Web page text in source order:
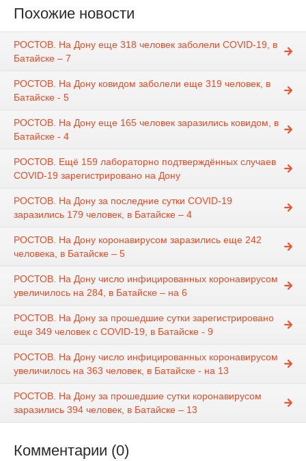
Похожие новости
РОСТОВ. На Дону еще 318 человек заболели COVID-19, в
Батайске – 7
РОСТОВ. На Дону ковидом заболели еще 319 человек, в
Батайске - 5
РОСТОВ. На Дону еще 165 человек заразились ковидом, в
Батайске - 4
РОСТОВ. Ещё 159 лабораторно подтверждённых случаев
COVID-19 зарегистрировано на Дону
РОСТОВ. На Дону за последние сутки COVID-19
заразились 179 человек, в Батайске – 4
РОСТОВ. На Дону коронавирусом заразились еще 242
человека, в Батайске – 5
РОСТОВ. На Дону число инфицированных коронавирусом
увеличилось на 284, в Батайске – на 6
РОСТОВ. На Дону за прошедшие сутки зарегистрировано
еще 349 человек с COVID-19, в Батайске - 9
РОСТОВ. На Дону число инфицированных коронавирусом
увеличилось на 363 человек, в Батайске - на 13
РОСТОВ. На Дону за прошедшие сутки коронавирусом
заразились 394 человек, в Батайске – 13
Комментарии (0)